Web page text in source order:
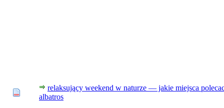
relaksujący weekend w naturze — jakie miejsca
albatros